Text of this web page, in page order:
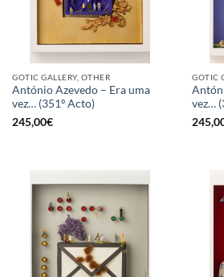
GOTIC GALLERY, OTHER
António Azevedo – Era uma
vez… (351º Acto)
245,00€
GOTIC
vez…